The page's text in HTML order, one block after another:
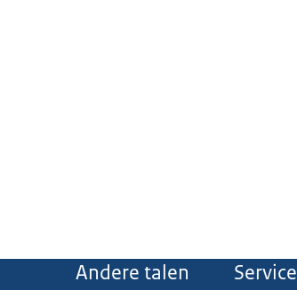
Andere talen Service